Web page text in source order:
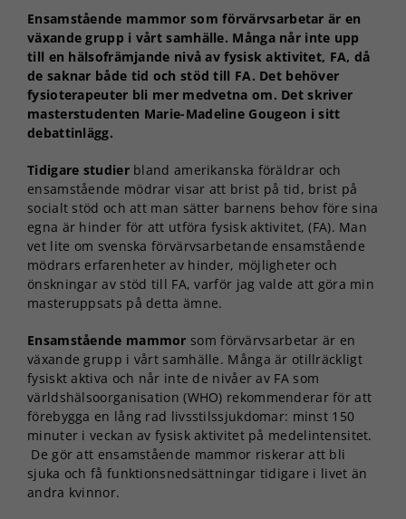
Ensamstående mammor som förvärvsarbetar är en
växande grupp i vårt samhälle. Många når inte upp
till en hälsofrämjande nivå av fysisk aktivitet, FA, då
de saknar både tid och stöd till FA. Det behöver
fysioterapeuter bli mer medvetna om. Det skriver
masterstudenten Marie-Madeline Gougeon i sitt
debattinlägg.
Tidigare studier bland amerikanska föräldrar och
ensamstående mödrar visar att brist på tid, brist på
socialt stöd och att man sätter barnens behov före sina
egna är hinder för att utföra fysisk aktivitet, (FA). Man
vet lite om svenska förvärvsarbetande ensamstående
mödrars erfarenheter av hinder, möjligheter och
önskningar av stöd till FA, varför jag valde att göra min
masteruppsats på detta ämne.
Ensamstående mammor som förvärvsarbetar är en
växande grupp i vårt samhälle. Många är otillräckligt
fysiskt aktiva och når inte de nivåer av FA som
världshälsoorganisation (WHO) rekommenderar för att
förebygga en lång rad livsstilssjukdomar: minst 150
minuter i veckan av fysisk aktivitet på medelintensitet.
De gör att ensamstående mammor riskerar att bli
sjuka och få funktionsnedsättningar tidigare i livet än
andra kvinnor.